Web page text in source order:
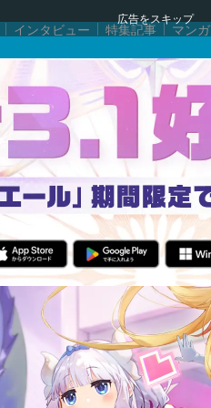
広告をスキップ
インタビュー 特集記事 マンガ